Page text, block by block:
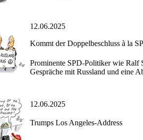
12.06.2025
Kommt der Doppelbeschluss à la
Prominente SPD-Politiker wie Ralf
Gespräche mit Russland und eine
12.06.2025
Trumps Los Angeles-Address